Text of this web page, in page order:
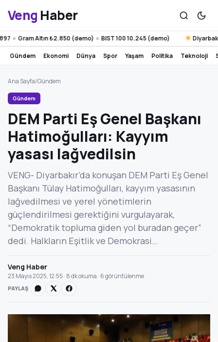
Veng Haber
Gram Altın ₺2.850 (demo) ● BIST 100 10.245 (demo) Diyarbakır 29°
gündem ekonomi dünya spor yaşam politika teknoloji
Ana Sayfa/Gündem
Gündem
DEM Parti Eş Genel Başkanı
Hatimoğulları: Kayyım
yasası lağvedilsin
VENG- Diyarbakır’da konuşan DEM Parti Eş Genel
Başkanı Tülay Hatimoğulları, kayyım yasasının
lağvedilmesi ve yerel yönetimlerin
güçlendirilmesi gerektiğini vurgulayarak,
“Demokratik topluma giden yol buradan geçer”
dedi. Halkların Eşitlik ve Demokrasi…
Veng Haber
23 Mayıs 2025, 12:55 · 8 dk okuma · 6 görüntülenme
PAYLAŞ